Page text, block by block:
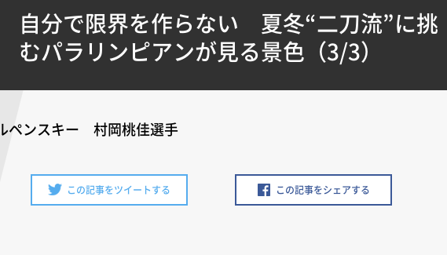
自分で限界を作らない 夏冬“二刀流”に挑
むパラリンピアンが見る景色（3/3）
ペンスキー 村岡桃佳選手
この記事をツイートする この記事をシェアする